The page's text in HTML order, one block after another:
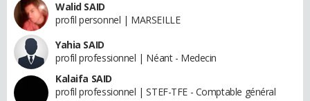
Walid SAID
profil personnel | MARSEILLE
Yahia SAID
profil professionnel | Néant - Medecin
Kalaifa SAID
profil professionnel | STEF-TFE - Comptable général